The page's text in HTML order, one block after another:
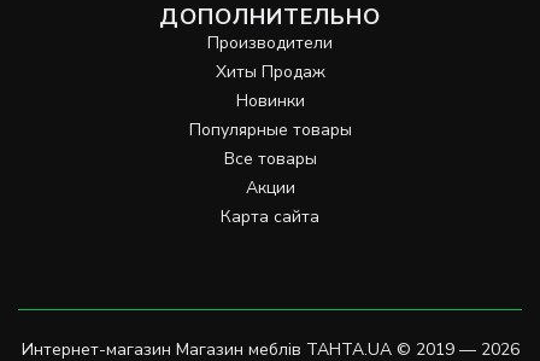
ДОПОЛНИТЕЛЬНО
Производители
Хиты Продаж
Новинки
Популярные товары
Все товары
Акции
Карта сайта
Интернет-магазин Магазин меблів TAHTA.UA © 2019 — 2026